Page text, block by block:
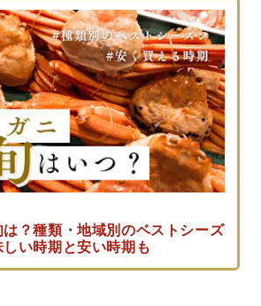
？種類・地域別のベストシーズ
い時期と安い時期も